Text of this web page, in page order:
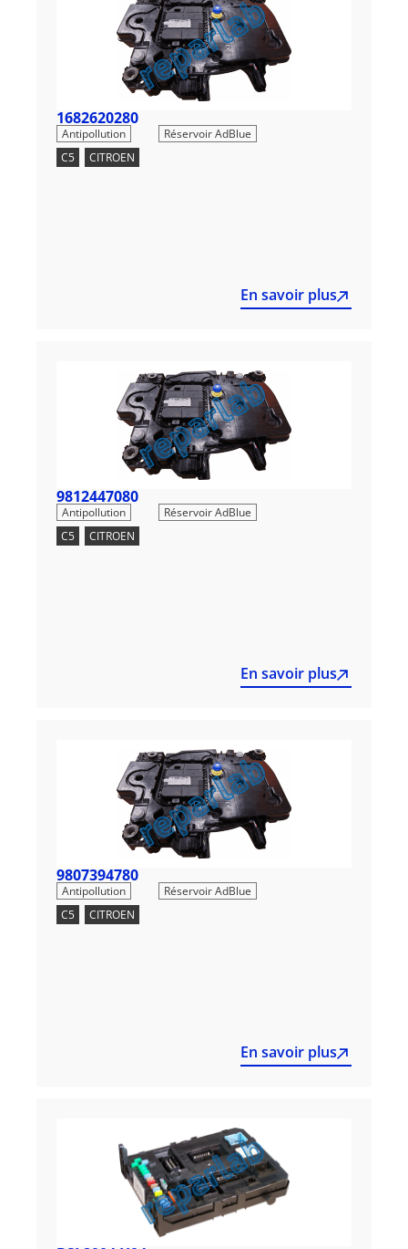
1682620280
Antipollution
Réservoir AdBlue
C5
CITROEN
En savoir plus
9812447080
Antipollution
Réservoir AdBlue
C5
CITROEN
En savoir plus
9807394780
Antipollution
Réservoir AdBlue
C5
CITROEN
En savoir plus